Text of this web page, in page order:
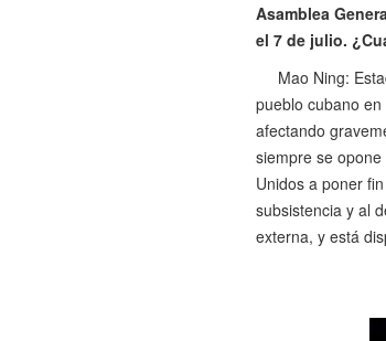
Asamblea
el 7 de julio.
Mao Ning:
pueblo cubano
afectando
siempre se
Unidos a poner
subsistencia y al
externa, y está